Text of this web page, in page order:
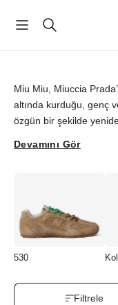
Miu Miu, Miuccia
altında kurduğu, genç
özgün bir şekilde
çanta tasarımlarıyla
sahiptir. Miu Miu’nun
tasarımlarını sutore
Devamını Gör
530
Filtrele